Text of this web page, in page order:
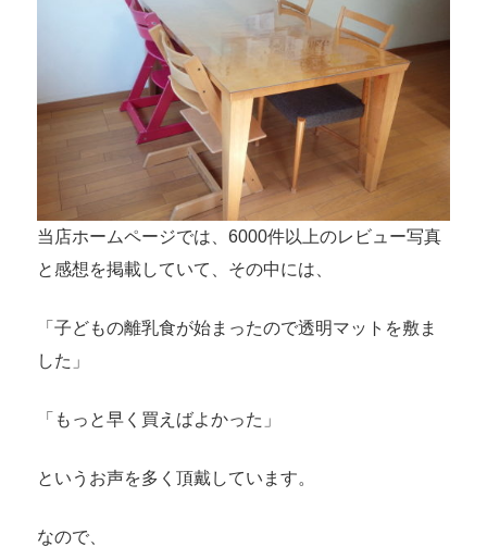
当店ホームページでは、6000件以上のレビュー写真
と感想を掲載していて、その中には、
「子どもの離乳食が始まったので透明マットを敷ま
した」
「もっと早く買えばよかった」
というお声を多く頂戴しています。
なので、